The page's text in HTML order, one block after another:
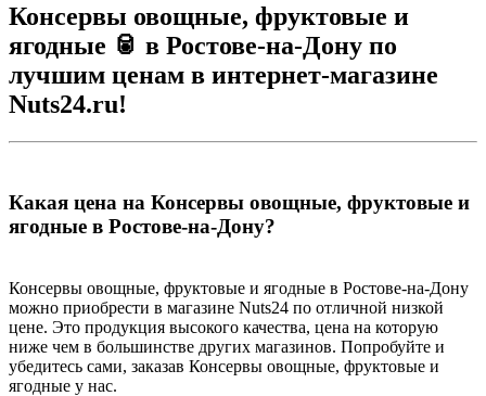
Консервы овощные, фруктовые и
ягодные 🥫 в Ростове-на-Дону по
лучшим ценам в интернет-магазине
Nuts24.ru!
Какая цена на Консервы овощные, фруктовые и
ягодные в Ростове-на-Дону?
Консервы овощные, фруктовые и ягодные в Ростове-на-Дону
можно приобрести в магазине Nuts24 по отличной низкой
цене. Это продукция высокого качества, цена на которую
ниже чем в большинстве других магазинов. Попробуйте и
убедитесь сами, заказав Консервы овощные, фруктовые и
ягодные у нас.